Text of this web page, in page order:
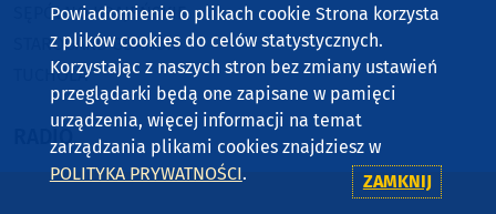
SĘPÓLNO KRAJEŃSKIE
STAROGARD GDAŃSKI
TUCHOLA
RADIO
Powiadomienie o plikach cookie Strona korzysta
z plików cookies do celów statystycznych.
Korzystając z naszych stron bez zmiany ustawień
przeglądarki będą one zapisane w pamięci
urządzenia, więcej informacji na temat
zarządzania plikami cookies znajdziesz w
POLITYKA PRYWATNOŚCI. ZAMKNIJ